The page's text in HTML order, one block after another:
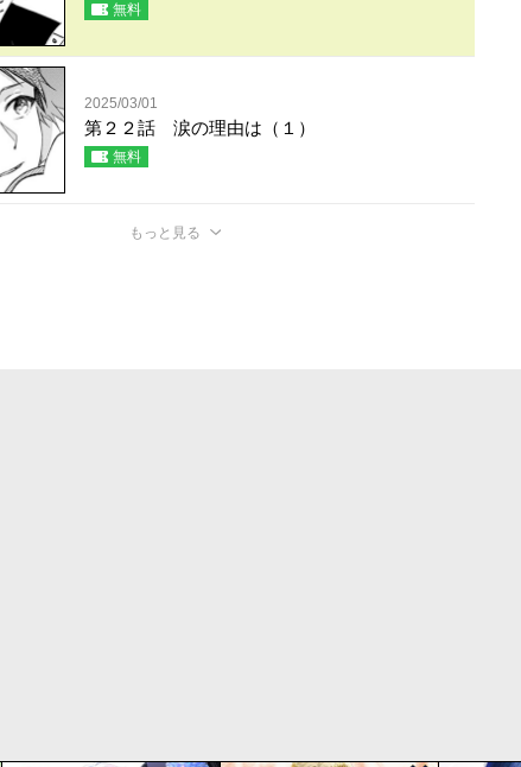
無料
2025/03/01
第２２話 涙の理由は（１）
無料
もっと見る